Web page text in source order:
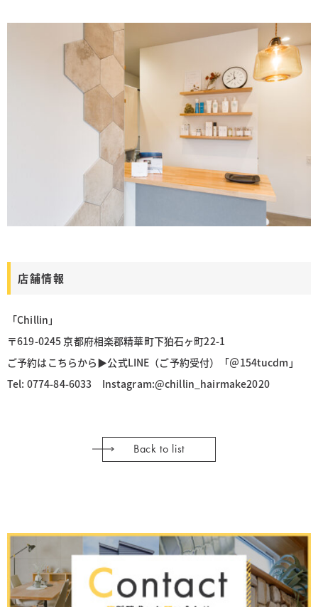
店舗情報
「Chillin」
〒619-0245 京都府相楽郡精華町下狛石ヶ町22-1
ご予約はこちらから▶︎公式LINE（ご予約受付）「＠154tucdm」
Tel: 0774-84-6033 Instagram:@chillin_hairmake2020
Back to list